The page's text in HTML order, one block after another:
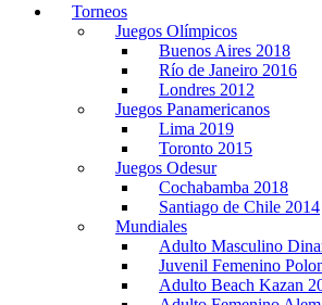
Torneos
Juegos Olímpicos
Buenos Aires 2018
Río de Janeiro 2016
Londres 2012
Juegos Panamericanos
Lima 2019
Toronto 2015
Juegos Odesur
Cochabamba 2018
Santiago de Chile 2014
Mundiales
Adulto Masculino
Juvenil Femenino
Adulto Beach Kazan